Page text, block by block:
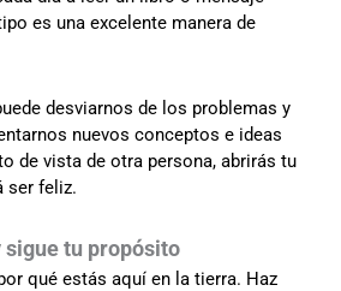
es una excelente manera de
desviarnos de los problemas y
nuevos conceptos e ideas
de vista de otra persona, abrirás tu
ser feliz.
sigue tu propósito
qué estás aquí en la tierra. Haz